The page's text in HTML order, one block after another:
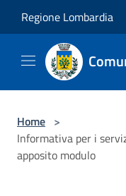
Regione Lombardia
Home >
Informativa per i
apposito modulo